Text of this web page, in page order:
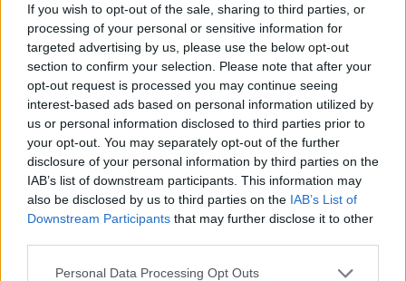
If you wish to opt-out of the sale, sharing to third parties, or
processing of your personal or sensitive information for
targeted advertising by us, please use the below opt-out
section to confirm your selection. Please note that after your
opt-out request is processed you may continue seeing
interest-based ads based on personal information utilized by
us or personal information disclosed to third parties prior to
your opt-out. You may separately opt-out of the further
disclosure of your personal information by third parties on the
IAB’s list of downstream participants. This information may
also be disclosed by us to third parties on the IAB’s List of
Downstream Participants that may further disclose it to other
Please note that this website/app uses one or more Google
Personal Data Processing Opt Outs
Η Δυτική Ελλάδα παρουσιάζει στις ΗΠΑ τις δράσεις
της για την κλιματική κρίση και τη Δημόσια Υγεία
ΦΩΤΟ